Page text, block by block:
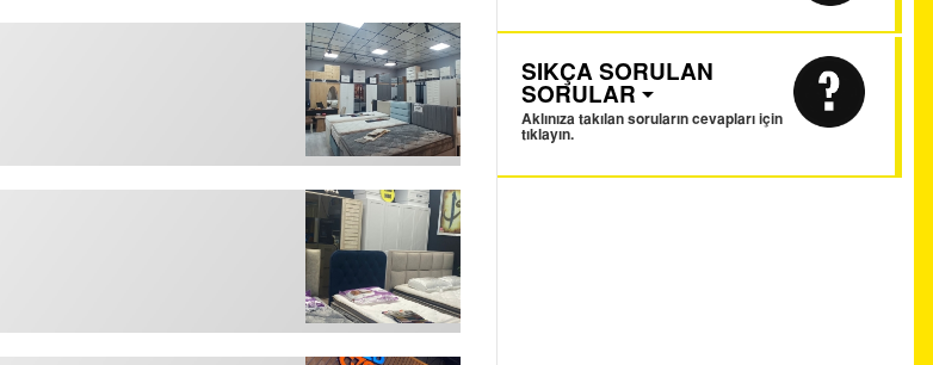
SIKÇA SORULAN
SORULAR
Aklınıza takılan soruların cevapları için
tıklayın.